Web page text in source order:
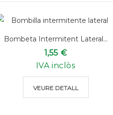
Bombeta Intermitent Lateral...
1,55 €
IVA inclòs
VEURE DETALL